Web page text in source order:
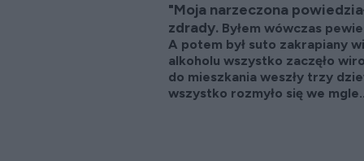
"Moja narzeczona
zdrady. Byłem wówczas
A potem był suto zakrapiany
alkoholu wszystko zaczęło
do mieszkania weszły trzy
wszystko rozmyło się we